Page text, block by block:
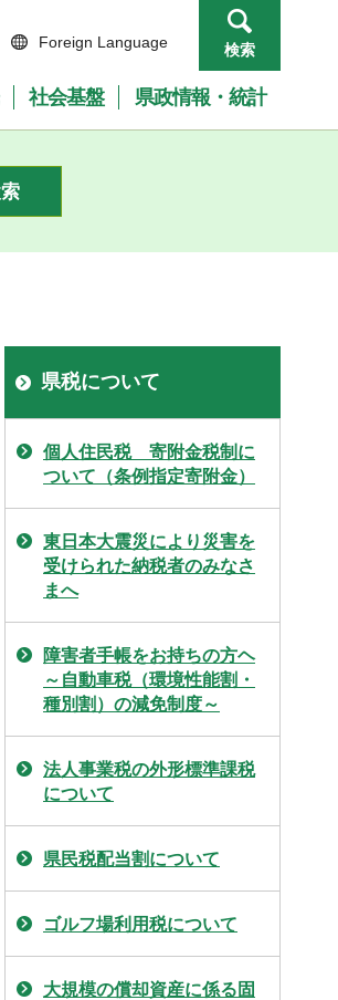
Foreign Language 検索
社会基盤 県政情報・統計
県税について
個人住民税 寄附金税制に
ついて（条例指定寄附金）
東日本大震災により災害を
受けられた納税者のみなさ
まへ
障害者手帳をお持ちの方ヘ
～自動車税（環境性能割・
種別割）の減免制度～
法人事業税の外形標準課税
について
県民税配当割について
ゴルフ場利用税について
大規模の償却資産に係る固